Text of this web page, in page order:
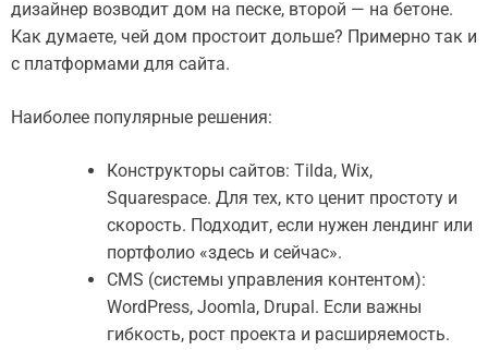
дизайнер возводит дом на песке, второй — на бетоне.
Как думаете, чей дом простоит дольше? Примерно так и
с платформами для сайта.
Наиболее популярные решения:
Конструкторы сайтов: Tilda, Wix,
Squarespace. Для тех, кто ценит простоту и
скорость. Подходит, если нужен лендинг или
портфолио «здесь и сейчас».
CMS (системы управления контентом):
WordPress, Joomla, Drupal. Если важны
гибкость, рост проекта и расширяемость.